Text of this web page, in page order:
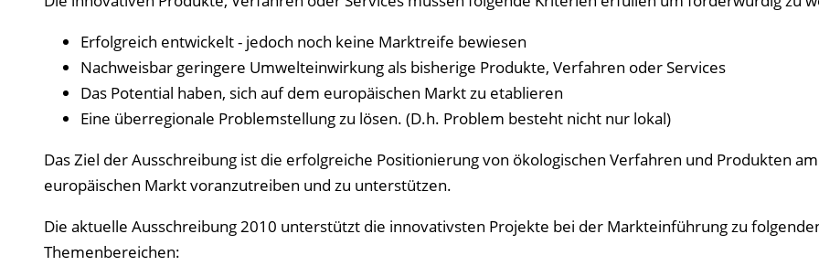
Erfolgreich entwickelt - jedoch noch keine Marktreife bewiesen
Nachweisbar geringere Umwelteinwirkung als bisherige Produkte, Verfahren oder Services
Das Potential haben, sich auf dem europäischen Markt zu etablieren
Eine überregionale Problemstellung zu lösen. (D.h. Problem besteht nicht nur lokal)
Das Ziel der Ausschreibung ist die erfolgreiche Positionierung von ökologischen Verfahren und Produkten am
europäischen Markt voranzutreiben und zu unterstützen.
Die aktuelle Ausschreibung 2010 unterstützt die innovativsten Projekte bei der Markteinführung zu
Themenbereichen: